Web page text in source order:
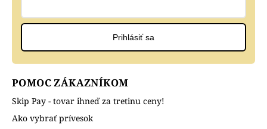
POMOC ZÁKAZNÍKOM
Skip Pay - tovar ihneď za tretinu ceny!
Ako vybrať prívesok
Prihlásiť sa